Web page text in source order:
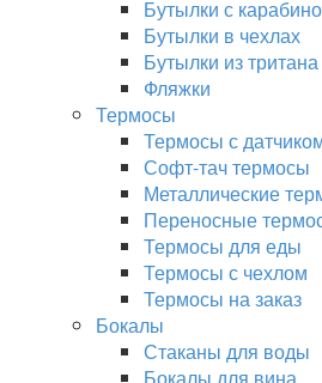
Бутылки с
Бутылки в чехлах
Бутылки из тритана
Фляжки
Термосы
Термосы с
Софт-тач термосы
Металлические
Переносные
Термосы для еды
Термосы с чехлом
Термосы на заказ
Бокалы
Стаканы для воды